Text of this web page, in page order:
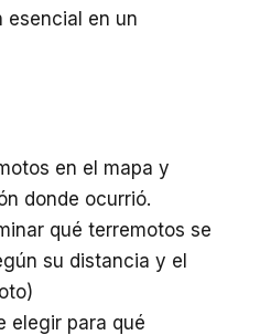
esencial en un
en el mapa y
donde ocurrió.
qué terremotos se
su distancia y el
elegir para qué